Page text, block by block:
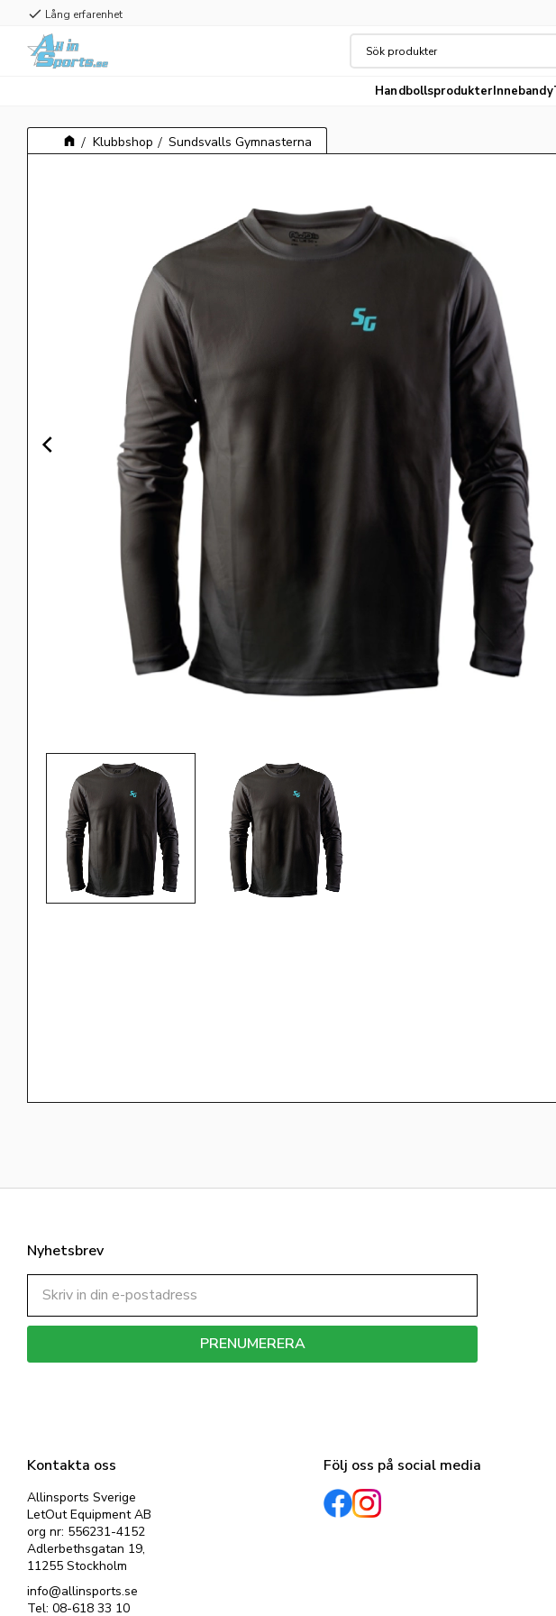
check Lång erfarenhet
HandbollsprodukterInnebandy
Klubbshop Sundsvalls Gymnasterna
Kontakta oss
Allinsports Sverige
LetOut Equipment AB
org nr: 556231-4152
Adlerbethsgatan 19,
11255 Stockholm
info@allinsports.se
Tel: 08-618 33 10
Följ oss på social media
Nyhetsbrev
PRENUMERERA